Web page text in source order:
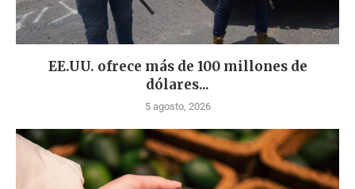
EE.UU. ofrece más de 100 millones de
dólares...
5 agosto, 2026